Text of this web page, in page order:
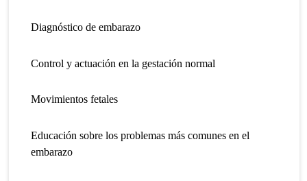
Diagnóstico de embarazo
Control y actuación en la gestación normal
Movimientos fetales
Educación sobre los problemas más comunes en el
embarazo